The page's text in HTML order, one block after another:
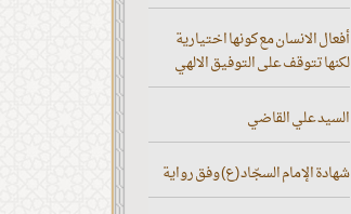
أفعال الانسان مع كونها اختيارية
لكنها تتوقف على التوفيق الالهي
السيد علي القاضي
شهادة الإمام السجّاد (ع) وفق رواية